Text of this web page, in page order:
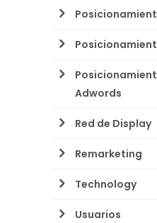
Adwords
Red de Display
Remarketing
Technology
Usuarios